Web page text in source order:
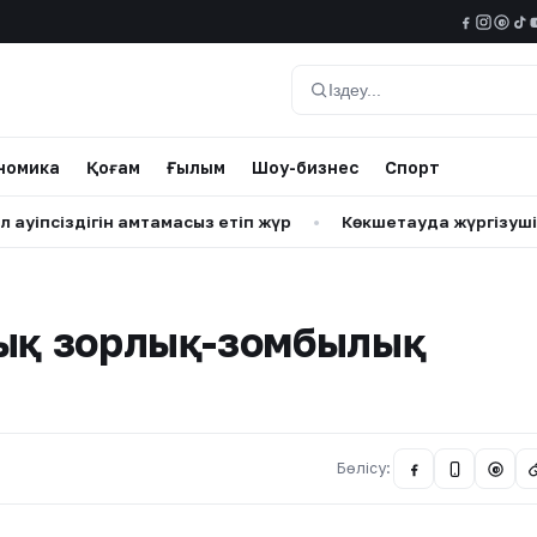
@
Іздеу
Қоғам Ғылым Шоу-бизнес Спорт
қамтамасыз етіп жүр • Көкшетауда жүргізуші төрт
зорлық-зомбылық
Бөлісу: @